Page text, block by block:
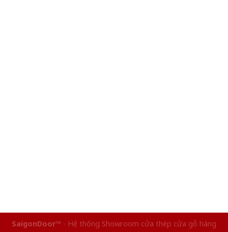
SaigonDoor™ - Hệ thống Showroom cửa thép cửa gỗ hàng